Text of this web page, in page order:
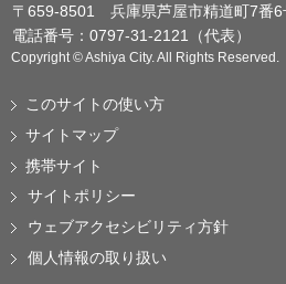
〒659-8501 兵庫県芦屋市精道町7番6
電話番号：0797-31-2121（代表）
Copyright © Ashiya City. All Rights Reserved.
このサイトの使い方
サイトマップ
携帯サイト
サイトポリシー
ウェブアクセシビリティ方針
個人情報の取り扱い